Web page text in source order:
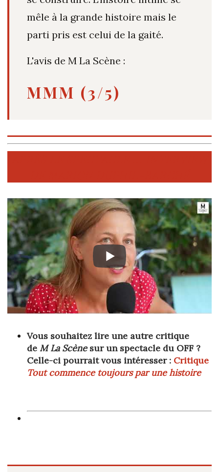
mêle à la grande histoire mais le
parti pris est celui de la gaité.
L'avis de M La Scène :
MMM (3/5)
Vous souhaitez lire une autre critique
de M La Scènesur un spectacle du OFF ?
Celle-ci pourrait vous intéresser : Critique
Tout commence toujours par une histoire